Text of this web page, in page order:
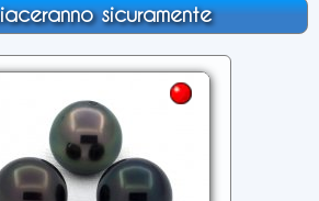
sicuramente